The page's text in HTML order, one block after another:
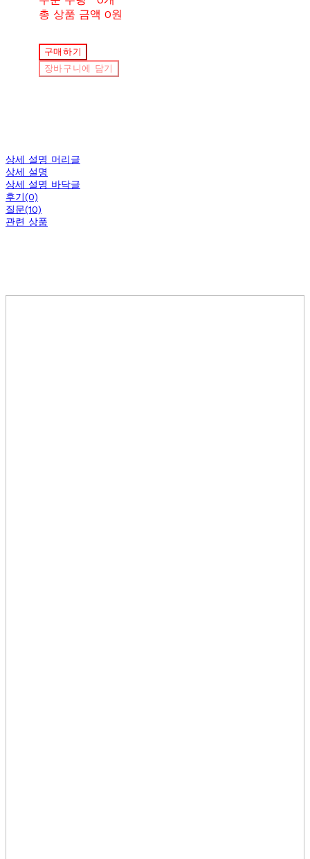
총 상품 금액 0원
구매하기
장바구니에 담기
상세 설명 머리글
상세 설명
상세 설명 바닥글
후기(0)
질문(10)
관련 상품